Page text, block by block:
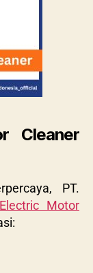
Cleaner
PT.
Motor